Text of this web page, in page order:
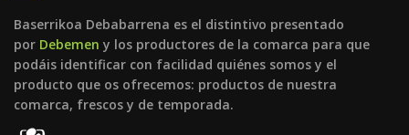
Baserrikoa Debabarrena es el distintivo presentado
por Debemen y los productores de la comarca para que
podáis identificar con facilidad quiénes somos y el
producto que os ofrecemos: productos de nuestra
comarca, frescos y de temporada.